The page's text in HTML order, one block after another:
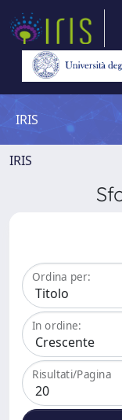
IRIS
IRIS
Ordina per:
In ordine:
Risultati/Pagina